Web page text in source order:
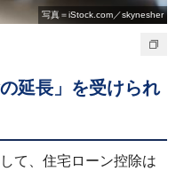
写真＝iStock.com／skynesher
延長」を受けられ
て、住宅ローン控除は